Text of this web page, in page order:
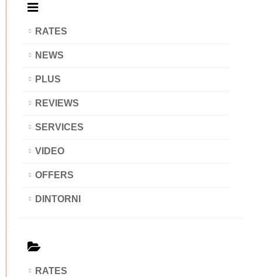
RATES
NEWS
PLUS
REVIEWS
SERVICES
VIDEO
OFFERS
DINTORNI
RATES